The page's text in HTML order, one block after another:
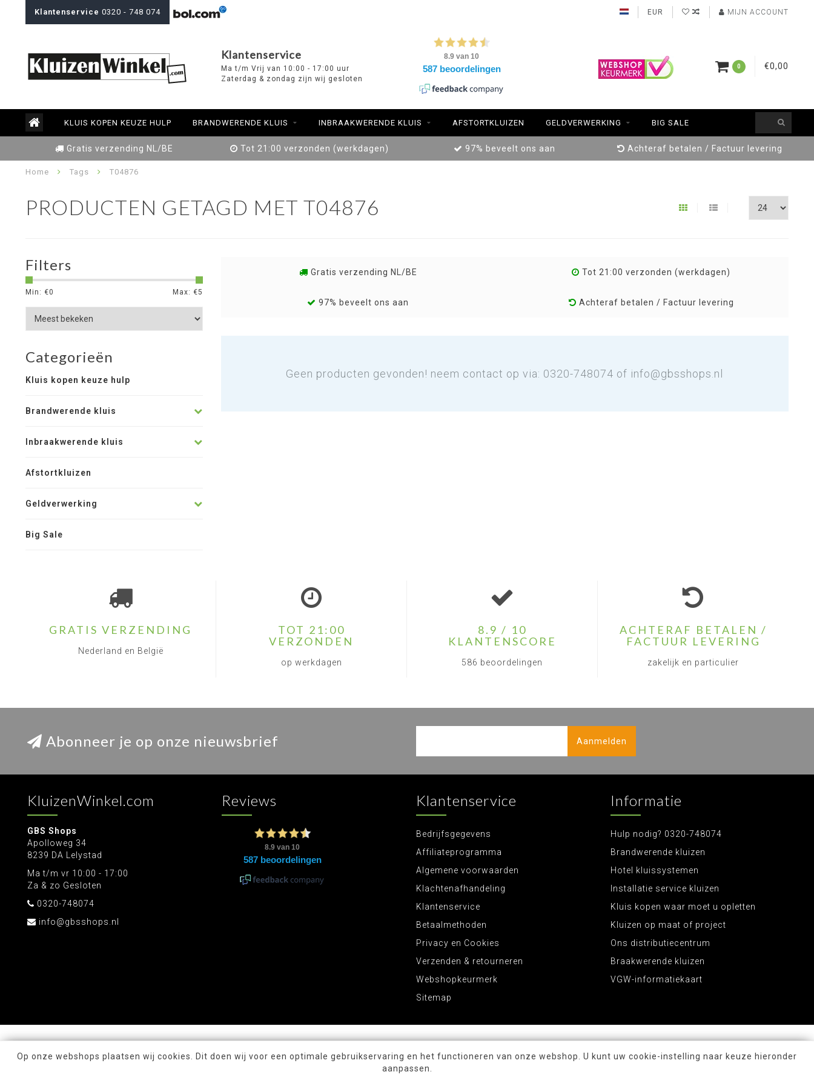
Klantenservice 0320 - 748 074 EUR MIJN ACCOUNT
Klantenservice
Ma t/m Vrij van 10:00 - 17:00 uur
Zaterdag & zondag zijn wij gesloten
0 €0,00
KLUIS KOPEN KEUZE HULP BRANDWERENDE KLUIS INBRAAKWERENDE KLUIS AFSTORTKLUIZEN GELDVERWERKING BIG SALE
Gratis verzending NL/BE Tot 21:00 verzonden (werkdagen) 97% beveelt ons aan Achteraf betalen / Factuur levering
Home Tags T04876
PRODUCTEN GETAGD MET T04876
Filters
Min: €0 Max: €5
Categorieën
Kluis kopen keuze hulp
Brandwerende kluis
Inbraakwerende kluis
Afstortkluizen
Geldverwerking
Big Sale
Gratis verzending NL/BE Tot 21:00 verzonden (werkdagen)
97% beveelt ons aan Achteraf betalen / Factuur levering
Geen producten gevonden! neem contact op via: 0320-748074 of info@gbsshops.nl
GRATIS VERZENDING
Nederland en België
TOT 21:00
VERZONDEN
op werkdagen
8.9 / 10
KLANTENSCORE
586 beoordelingen
ACHTERAF BETALEN /
FACTUUR LEVERING
zakelijk en particulier
Abonneer je op onze nieuwsbrief Aanmelden
KluizenWinkel.com
GBS Shops
Apolloweg 34
8239 DA Lelystad
Ma t/m vr 10:00 - 17:00
Za & zo Gesloten
0320-748074
info@gbsshops.nl
Reviews Klantenservice
Bedrijfsgegevens
Affiliateprogramma
Algemene voorwaarden
Klachtenafhandeling
Klantenservice
Betaalmethoden
Privacy en Cookies
Verzenden & retourneren
Webshopkeurmerk
Sitemap
Informatie
Hulp nodig? 0320-748074
Brandwerende kluizen
Hotel kluissystemen
Installatie service kluizen
Kluis kopen waar moet u opletten
Kluizen op maat of project
Ons distributiecentrum
Braakwerende kluizen
VGW-informatiekaart
Op onze webshops plaatsen wij cookies. Dit doen wij voor een optimale gebruikservaring en het functioneren van onze webshop. U kunt uw cookie-instelling naar keuze hieronder
aanpassen.